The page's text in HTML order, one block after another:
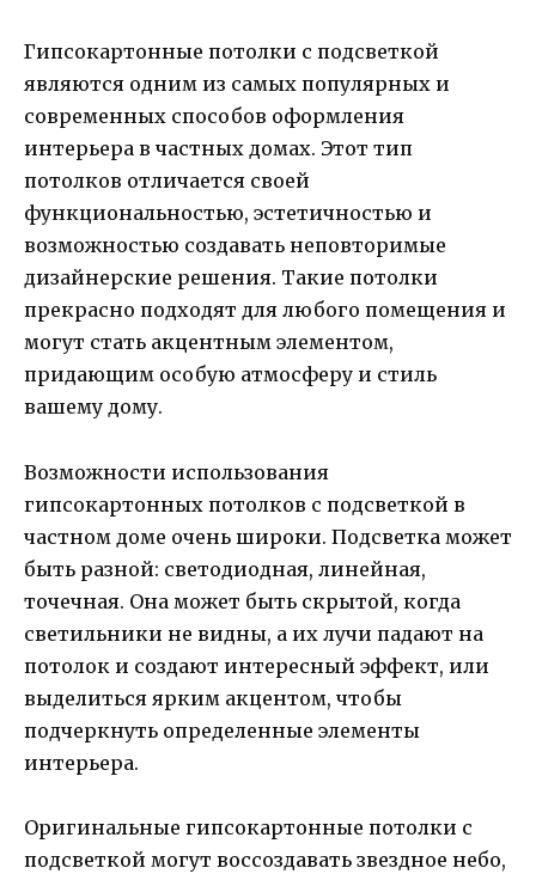
Гипсокартонные потолки с подсветкой
являются одним из самых популярных и
современных способов оформления
интерьера в частных домах. Этот тип
потолков отличается своей
функциональностью, эстетичностью и
возможностью создавать неповторимые
дизайнерские решения. Такие потолки
прекрасно подходят для любого помещения и
могут стать акцентным элементом,
придающим особую атмосферу и стиль
вашему дому.
Возможности использования
гипсокартонных потолков с подсветкой в
частном доме очень широки. Подсветка может
быть разной: светодиодная, линейная,
точечная. Она может быть скрытой, когда
светильники не видны, а их лучи падают на
потолок и создают интересный эффект, или
выделиться ярким акцентом, чтобы
подчеркнуть определенные элементы
интерьера.
Оригинальные гипсокартонные потолки с
подсветкой могут воссоздавать звездное небо,